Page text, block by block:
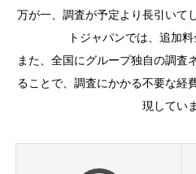
万が一、調査が予定より長引いて
トジャパンでは、追加
また、全国にグループ独自の調査
ることで、調査にかかる不要な経
現してい